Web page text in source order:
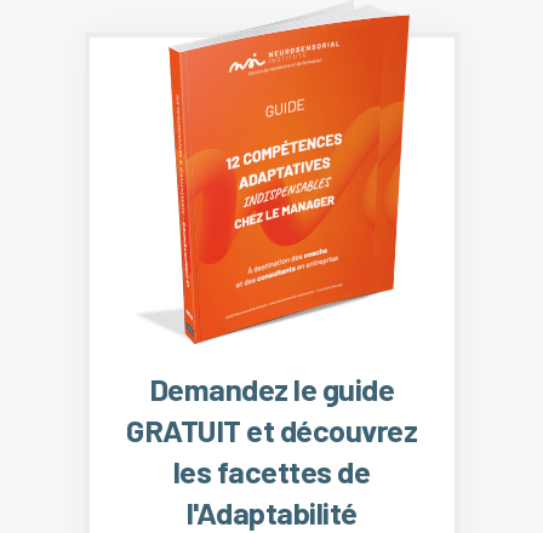
Demandez le guide
GRATUIT et découvrez
les facettes de
l'Adaptabilité